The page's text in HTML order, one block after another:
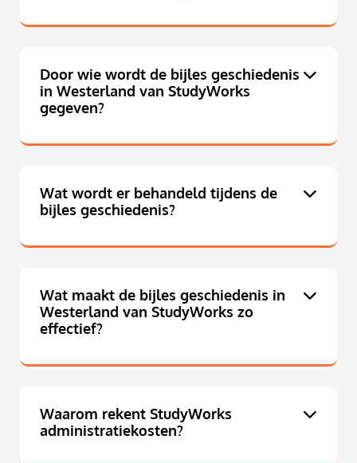
Door wie wordt de bijles geschiedenis
in Westerland van StudyWorks
gegeven?
Wat wordt er behandeld tijdens de
bijles geschiedenis?
Wat maakt de bijles geschiedenis in
Westerland van StudyWorks zo
effectief?
Waarom rekent StudyWorks
administratiekosten?